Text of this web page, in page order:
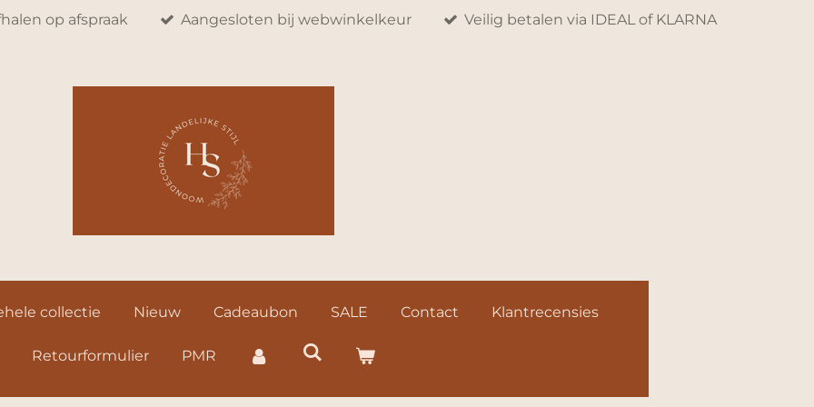
op afspraak Aangesloten bij webwinkelkeur Veilig betalen via IDEAL of KLARNA
collectie Nieuw Cadeaubon SALE Contact Klantrecensies
Retourformulier PMR